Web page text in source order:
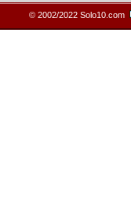
© 2002/2022 Solo10.com